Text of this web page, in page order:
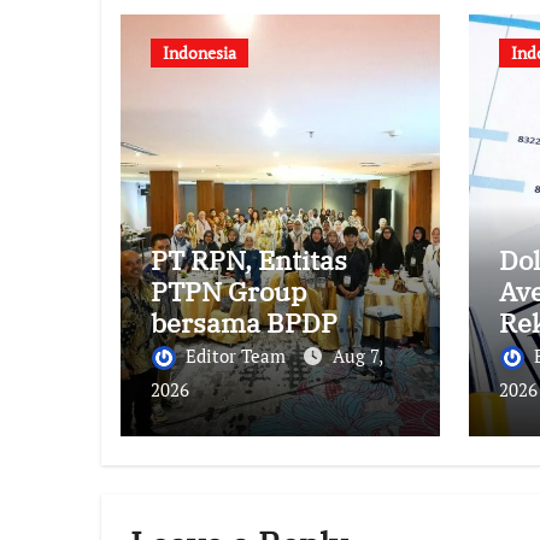
Indonesia
PT RPN, Entitas
PTPN Group
bersama BPDP
Dukung
Pengembangan
UMKM melalui
Workshop Pangan
Editor Team
Aug 7,
2026
2026